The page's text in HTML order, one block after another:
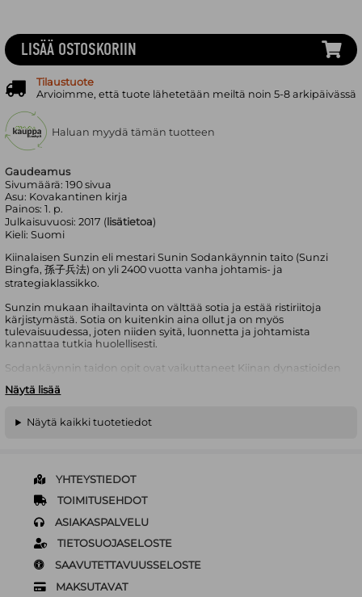
Gaudeamus
Sivumäärä:190 sivua
Asu: Kovakantinen kirja
Painos:1. p.
Julkaisuvuosi:2017 ( lisätietoa)
Kieli:Suomi
Kiinalaisen Sunzin eli mestari Sunin Sodankäynnin taito (Sunzi
Bingfa, 孫子兵法) on yli 2400 vuotta vanha johtamis- ja
strategiaklassikko.
Sunzin mukaan ihailtavinta on välttää sotia ja estää ristiriitoja
kärjistymästä. Sotia on kuitenkin aina ollut ja on myös
tulevaisuudessa, joten niiden syitä, luonnetta ja johtamista
kannattaa tutkia huolellisesti.
Sodankäynnin taidon opit ovat vaikuttaneet Kiinan dynastioiden
lännessä, jossa se on innoittanut niin Napoleonia ja talvi- ja
rauhanaktivistejakin. Sunzin ajatuksia opetetaan kauppa- ja
sotakorkeakouluissa ympäri maailmaa, ja liikemiehet ja urheilijat
varhaisimpaan (noin 140 eaa.) ja laajimpaan tunnettuun Sunzin
kukistaminen taistelutta. (…) Kun tunnet vastustajasi ja tunnet
itsesi, et ole vaarassa sadassakaan taistelussa.”
taito, III luku
Näytä lisää
LISÄÄ OSTOSKORIIN
Tilaustuote
Arvioimme, että tuote lähetetään meiltä noin 5-8 arkipäivässä
Haluan myydä tämän tuotteen
Näytä kaikki tuotetiedot
YHTEYSTIEDOT
TOIMITUSEHDOT
ASIAKASPALVELU
TIETOSUOJASELOSTE
SAAVUTETTAVUUSSELOSTE
MAKSUTAVAT